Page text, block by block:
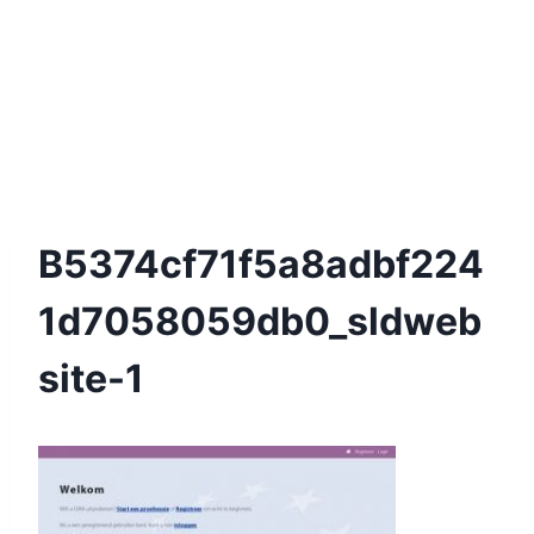
B5374cf71f5a8adbf224
1d7058059db0_sldweb
Site-1